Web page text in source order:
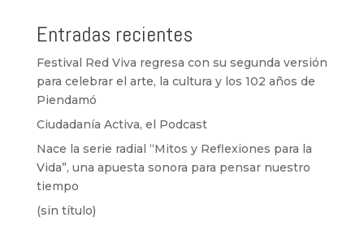
Entradas recientes
Festival Red Viva regresa con su segunda versión
para celebrar el arte, la cultura y los 102 años de
Piendamó
Ciudadanía Activa, el Podcast
Nace la serie radial “Mitos y Reflexiones para la
Vida”, una apuesta sonora para pensar nuestro
tiempo
(sin título)